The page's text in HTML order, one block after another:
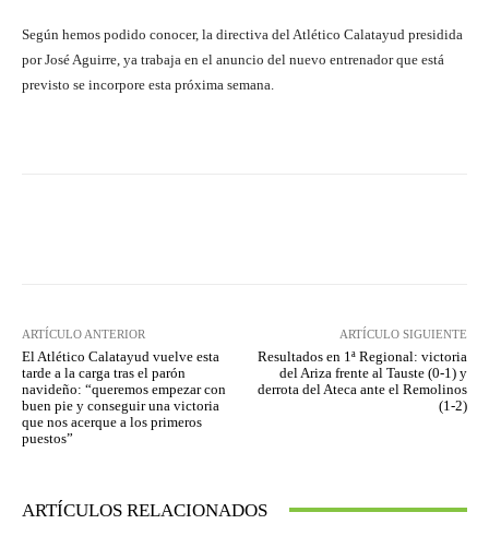
Según hemos podido conocer, la directiva del Atlético Calatayud presidida
por José Aguirre, ya trabaja en el anuncio del nuevo entrenador que está
previsto se incorpore esta próxima semana.
ARTÍCULO ANTERIOR
El Atlético Calatayud vuelve esta
tarde a la carga tras el parón
navideño: “queremos empezar con
buen pie y conseguir una victoria
que nos acerque a los primeros
puestos”
ARTÍCULO SIGUIENTE
Resultados en 1ª Regional: victoria
del Ariza frente al Tauste (0-1) y
derrota del Ateca ante el Remolinos
(1-2)
ARTÍCULOS RELACIONADOS